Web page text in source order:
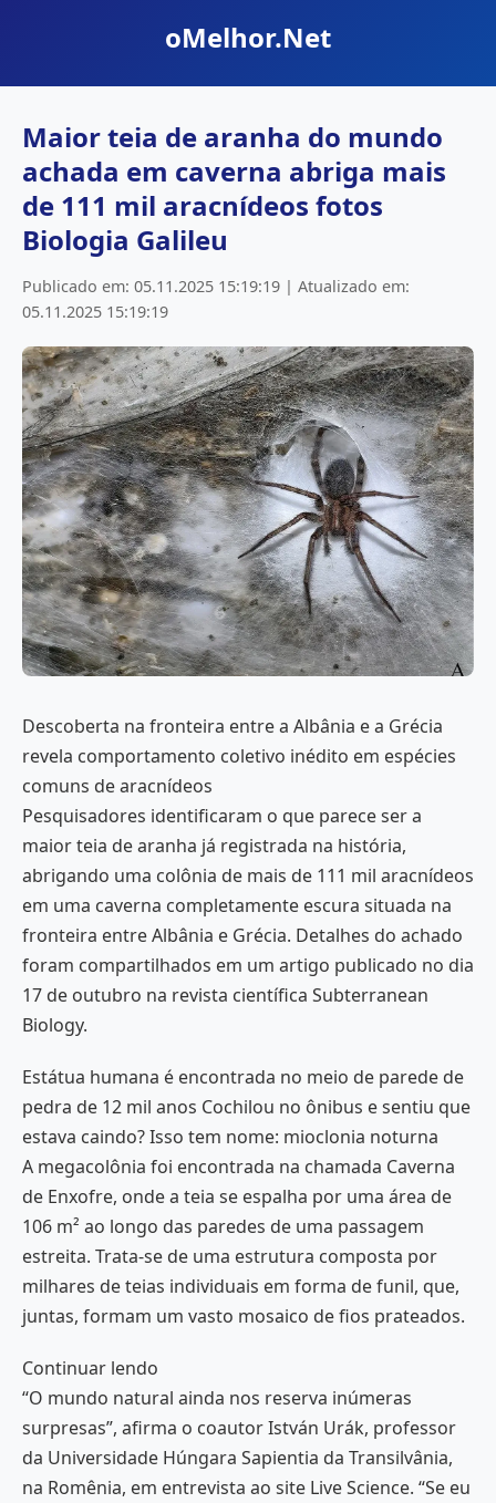
oMelhor.Net
Maior teia de aranha do mundo
achada em caverna abriga mais
de 111 mil aracnídeos fotos
Biologia Galileu
Publicado em: 05.11.2025 15:19:19 | Atualizado em:
05.11.2025 15:19:19
Descoberta na fronteira entre a Albânia e a Grécia
revela comportamento coletivo inédito em espécies
comuns de aracnídeos
Pesquisadores identificaram o que parece ser a
maior teia de aranha já registrada na história,
abrigando uma colônia de mais de 111 mil aracnídeos
em uma caverna completamente escura situada na
fronteira entre Albânia e Grécia. Detalhes do achado
foram compartilhados em um artigo publicado no dia
17 de outubro na revista científica Subterranean
Biology.
Estátua humana é encontrada no meio de parede de
pedra de 12 mil anos Cochilou no ônibus e sentiu que
estava caindo? Isso tem nome: mioclonia noturna
A megacolônia foi encontrada na chamada Caverna
de Enxofre, onde a teia se espalha por uma área de
106 m² ao longo das paredes de uma passagem
estreita. Trata-se de uma estrutura composta por
milhares de teias individuais em forma de funil, que,
juntas, formam um vasto mosaico de fios prateados.
Continuar lendo
“O mundo natural ainda nos reserva inúmeras
surpresas”, afirma o coautor István Urák, professor
da Universidade Húngara Sapientia da Transilvânia,
na Romênia, em entrevista ao site Live Science. “Se eu